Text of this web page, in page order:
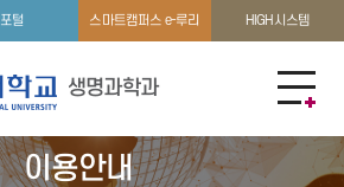
포털 스마트캠퍼스 e-루리 HIGH시스템
생명과학과
이용안내